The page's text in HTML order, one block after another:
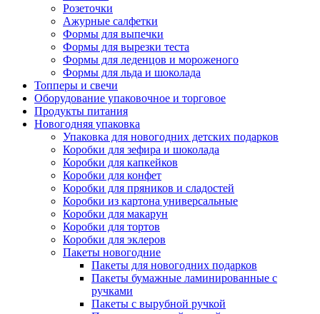
Розеточки
Ажурные салфетки
Формы для выпечки
Формы для вырезки теста
Формы для леденцов и мороженого
Формы для льда и шоколада
Топперы и свечи
Оборудование упаковочное и торговое
Продукты питания
Новогодняя упаковка
Упаковка для новогодних детских подарков
Коробки для зефира и шоколада
Коробки для капкейков
Коробки для конфет
Коробки для пряников и сладостей
Коробки из картона универсальные
Коробки для макарун
Коробки для тортов
Коробки для эклеров
Пакеты новогодние
Пакеты для новогодних подарков
Пакеты бумажные ламинированные с
ручками
Пакеты с вырубной ручкой